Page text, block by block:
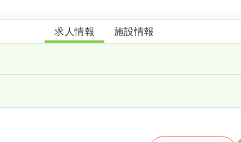
リハプロ訪問看護ステーション名古屋
求人情報 施設情報